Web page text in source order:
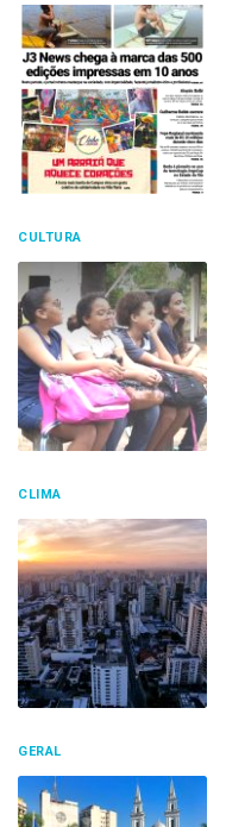
CULTURA
CLIMA
GERAL